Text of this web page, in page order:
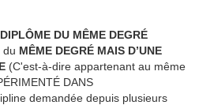
DU MÊME DEGRÉ
du MÊME DEGRÉ MAIS D’UNE
(C'est-à-dire appartenant au même
DANS
demandée depuis plusieurs